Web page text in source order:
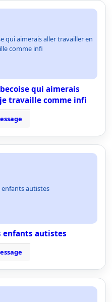
qui aimerais aller travailler en
comme infi
qui aimerais
travaille comme infi
enfants autistes
enfants autistes